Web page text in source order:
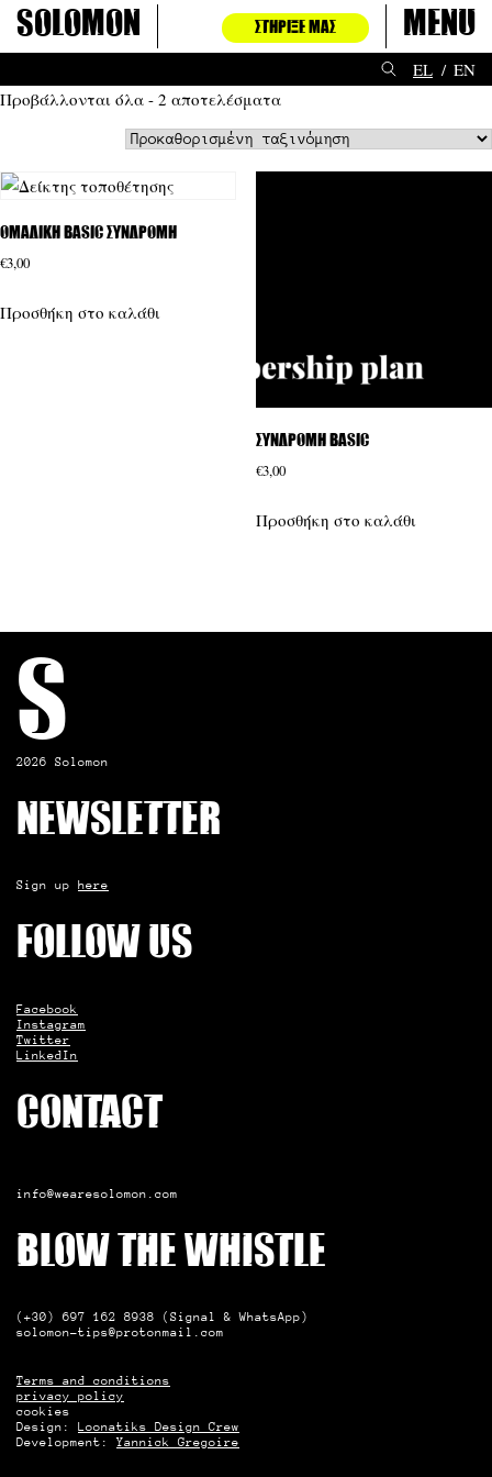
Μετάβαση
στοSolomon ΣΤΉΡΙΞΈ ΜΑΣ Menu
EL
EN
Προβάλλονται όλα - 2 αποτελέσματα
Ομαδική Basic συνδρομή
€3,00
Προσθήκη στο καλάθι
Συνδρομή Basic
€3,00
Προσθήκη στο καλάθι
S
2026 Solomon
Newsletter
Sign up here
Follow us
Facebook
Instagram
Twitter
LinkedIn
Contact
info@wearesolomon.com
Blow the whistle
(+30) 697 162 8938 (Signal & WhatsApp)
solomon-tips@protonmail.com
Terms and conditions
privacy policy
cookies
Design: Loonatiks Design Crew
Development:Yannick Gregoire